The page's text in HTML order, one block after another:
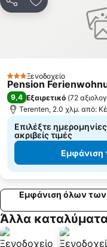
ΚοινοποίησηΠροσθήκη στα
3 ΑστέριαΞενοδοχείο
Pension
9,4 Εξαιρετικό (72
Terenten, 2.0 χλμ. από:
Επιλέξτε
ακριβείς τιμές
Εμφάνιση
Εμφάνιση όλων των
Άλλα